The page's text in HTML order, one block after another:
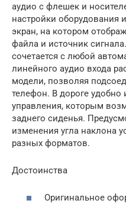
аудио с флешек и
настройки оборудования
экран, на котором
файла и источник
сочетается с любой
линейного аудио входа
модели, позволяя
телефон. В дороге удобно
управления, которым
заднего сиденья.
изменения угла наклона
разных форматов.
Достоинства
Оригинальное